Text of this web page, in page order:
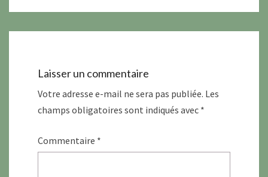
Laisser un commentaire
Votre adresse e-mail ne sera pas publiée. Les
champs obligatoires sont indiqués avec *
Commentaire *